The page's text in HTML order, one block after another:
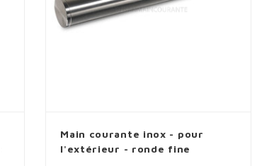
Main courante inox - pour
l'extérieur - ronde fine